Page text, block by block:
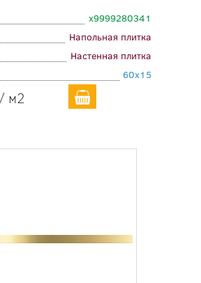
х9999280341
Напольная плитка
Настенная плитка
60x15
/ м2